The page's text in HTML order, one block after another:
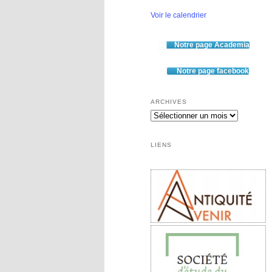
Voir le calendrier
Notre page Academia
Notre page facebook
ARCHIVES
LIENS